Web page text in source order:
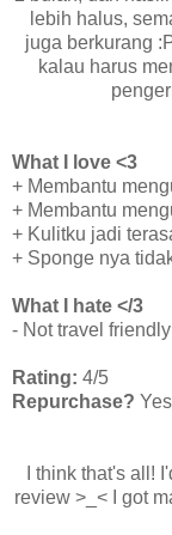
lebih halus,
juga berkurang
kalau harus
What I love <3
+ Membantu
+ Membantu
+ Kulitku jadi
+ Sponge nya
What I hate </3
- Not travel friendly
Rating: 4/5
Repurchase?
I think that's all!
review >_< I got